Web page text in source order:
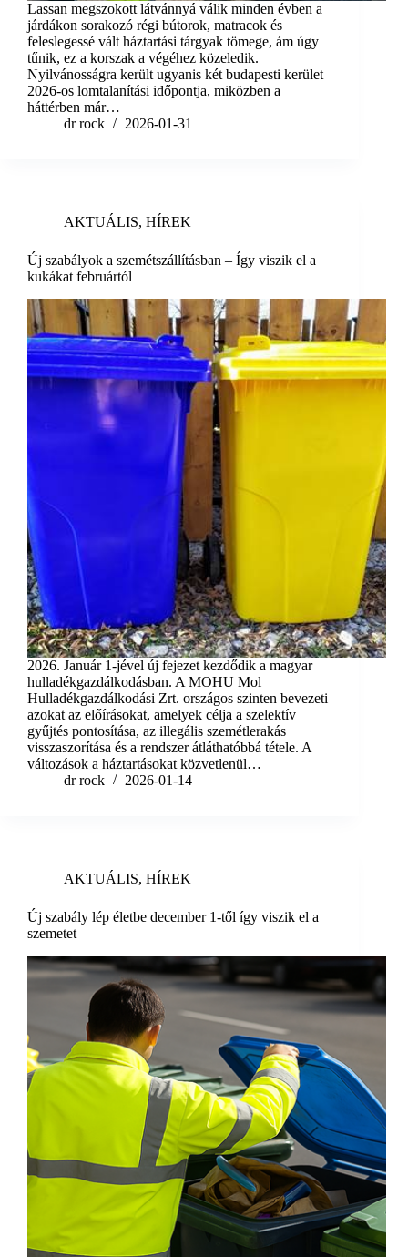
Lassan megszokott látvánnyá válik minden évben a
járdákon sorakozó régi bútorok, matracok és
feleslegessé vált háztartási tárgyak tömege, ám úgy
tűnik, ez a korszak a végéhez közeledik.
Nyilvánosságra került ugyanis két budapesti kerület
2026-os lomtalanítási időpontja, miközben a
háttérben már…
dr rock
2026-01-31
AKTUÁLIS, HÍREK
Új szabályok a szemétszállításban – Így viszik el a
kukákat februártól
2026. Január 1-jével új fejezet kezdődik a magyar
hulladékgazdálkodásban. A MOHU Mol
Hulladékgazdálkodási Zrt. országos szinten bevezeti
azokat az előírásokat, amelyek célja a szelektív
gyűjtés pontosítása, az illegális szemétlerakás
visszaszorítása és a rendszer átláthatóbbá tétele. A
változások a háztartásokat közvetlenül…
dr rock
2026-01-14
AKTUÁLIS, HÍREK
Új szabály lép életbe december 1-től így viszik el a
szemetet